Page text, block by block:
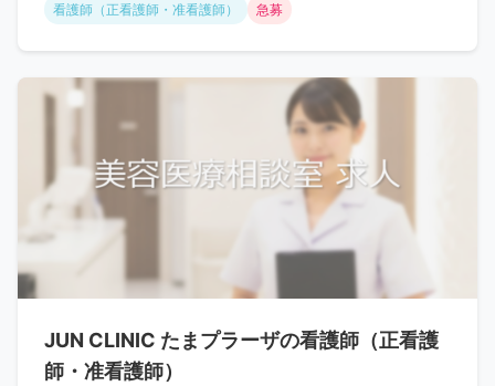
看護師（正看護師・准看護師） 急募
JUN CLINIC たまプラーザの看護師（正看護
師・准看護師）